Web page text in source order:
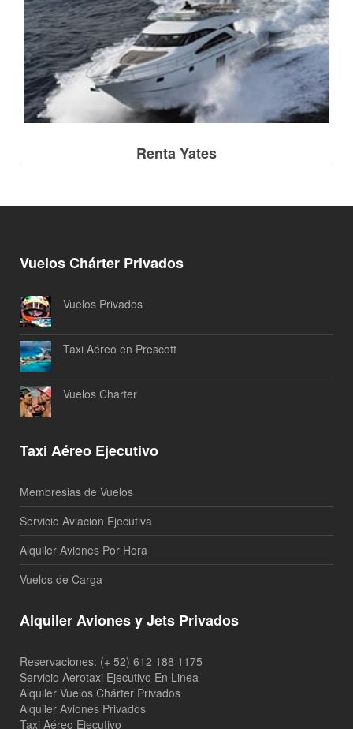
Renta Yates
Vuelos Chárter Privados
Vuelos Privados
Taxi Aéreo en Prescott
Vuelos Charter
Taxi Aéreo Ejecutivo
Membresias de Vuelos
Servicio Aviacion Ejecutiva
Alquiler Aviones Por Hora
Vuelos de Carga
Alquiler Aviones y Jets Privados
Reservaciones: (+ 52) 612 188 1175
Servicio Aerotaxi Ejecutivo En Linea
Alquiler Vuelos Chárter Privados
Alquiler Aviones Privados
Taxi Aéreo Ejecutivo